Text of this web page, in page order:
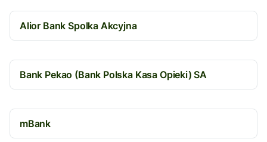
Alior Bank Spolka Akcyjna
Bank Pekao (Bank Polska Kasa Opieki) SA
mBank